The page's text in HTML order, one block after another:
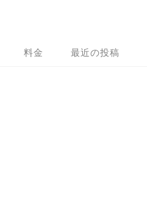
料金 最近の投稿